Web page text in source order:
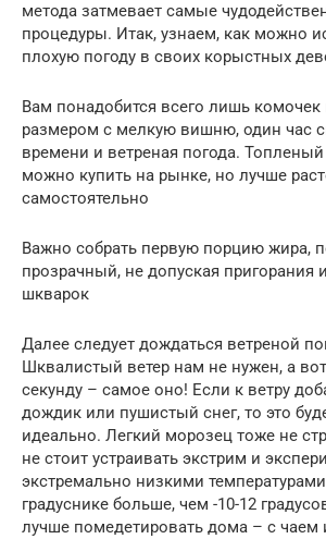
метода затмевает самые
процедуры. Итак, узнаем, как можно
плохую погоду в своих корыстных
Вам понадобится всего лишь комочек
размером с мелкую вишню, один час
времени и ветреная погода.
можно купить на рынке, но лучше
самостоятельно
Важно собрать первую порцию жира,
прозрачный, не допуская пригорания
шкварок
Далее следует дождаться ветреной
Шквалистый ветер нам не нужен, а
секунду – самое оно! Если к ветру
дождик или пушистый снег, то это
идеально. Легкий морозец тоже не
не стоит устраивать экстрим и
экстремально низкими
градуснике больше, чем -10-12
лучше помедетировать дома – с чаем